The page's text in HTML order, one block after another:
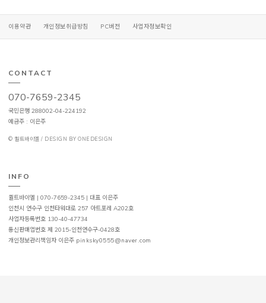
이용약관 개인정보취급방침 PC버전 사업자정보확인
CONTACT
070-7659-2345
국민은행 288002-04-224192
예금주 : 이은주
© 퀼트바이엘 / DESIGN BY ONEDESIGN
INFO
퀼트바이엘 | 070-7659-2345 | 대표 이은주
인천시 연수구 인천타워대로 257 아트포레 A202호
사업자등록번호 130-40-47734
통신판매업번호 제 2015-인천연수구-0428호
개인정보관리책임자 이은주 pinksky0555@naver.com